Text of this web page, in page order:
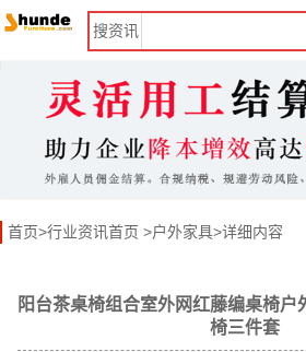
搜资讯
首页>行业资讯首页 >户外家具>详细内容
阳台茶桌椅组合室外网红藤编桌椅户
椅三件套